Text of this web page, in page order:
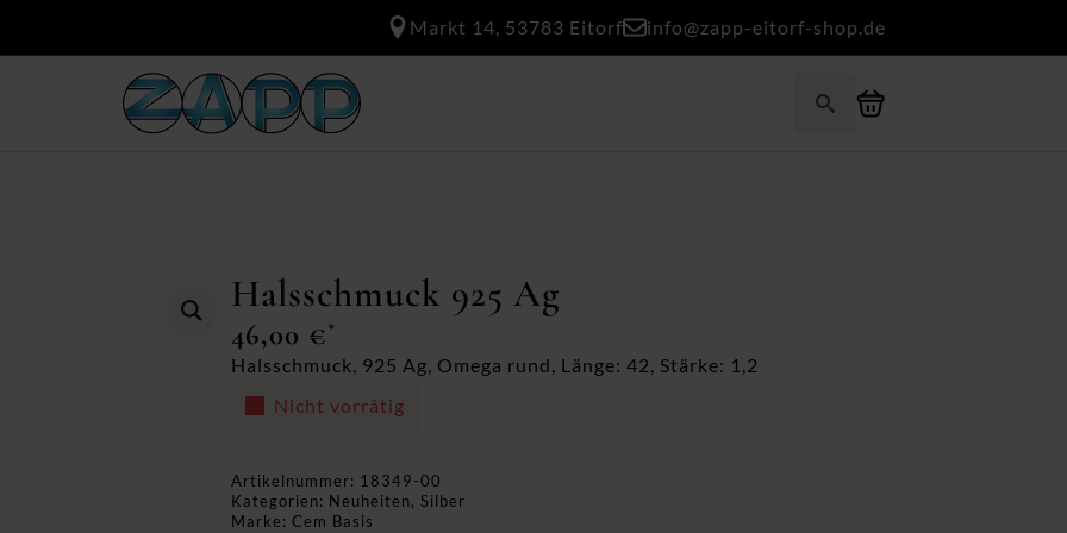
Markt 14, 53783 Eitorf info@zapp-eitorf-shop.de
Halsschmuck 925 Ag
46,00 €*
Halsschmuck, 925 Ag, Omega rund, Länge: 42, Stärke: 1,2
Nicht vorrätig
Artikelnummer: 18349-00
Kategorien: Neuheiten, Silber
Marke: Cem Basis